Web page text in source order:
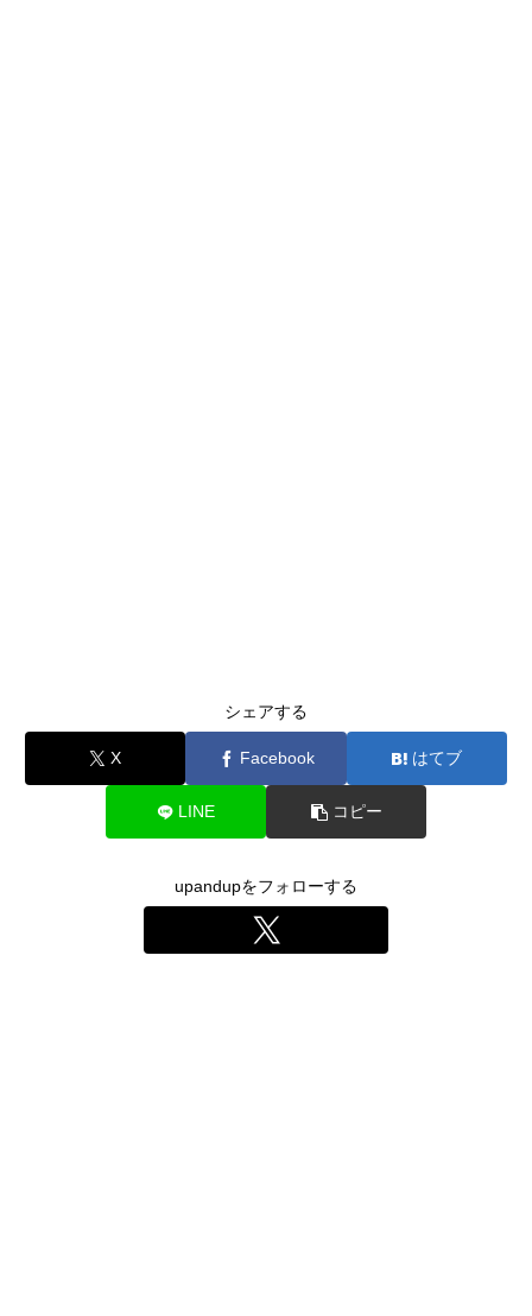
シェアする
X Facebook はてブ
LINE コピー
upandupをフォローする